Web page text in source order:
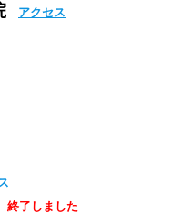
アクセス
終了しました